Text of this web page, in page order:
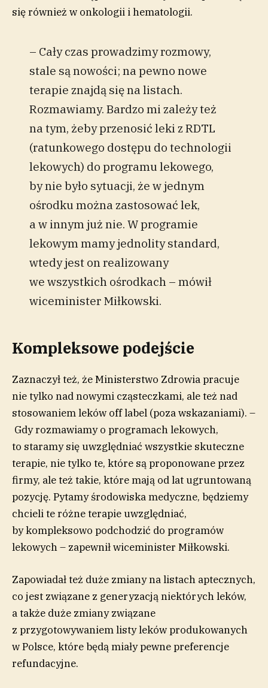
się również w onkologii i hematologii.
– Cały czas prowadzimy rozmowy,
stale są nowości; na pewno nowe
terapie znajdą się na listach.
Rozmawiamy. Bardzo mi zależy też
na tym, żeby przenosić leki z RDTL
(ratunkowego dostępu do technologii
lekowych) do programu lekowego,
by nie było sytuacji, że w jednym
ośrodku można zastosować lek,
a w innym już nie. W programie
lekowym mamy jednolity standard,
wtedy jest on realizowany
we wszystkich ośrodkach – mówił
wiceminister Miłkowski.
Kompleksowe podejście
Zaznaczył też, że Ministerstwo Zdrowia pracuje
nie tylko nad nowymi cząsteczkami, ale też nad
stosowaniem leków off label (poza wskazaniami). –
Gdy rozmawiamy o programach lekowych,
to staramy się uwzględniać wszystkie skuteczne
terapie, nie tylko te, które są proponowane przez
firmy, ale też takie, które mają od lat ugruntowaną
pozycję. Pytamy środowiska medyczne, będziemy
chcieli te różne terapie uwzględniać,
by kompleksowo podchodzić do programów
lekowych – zapewnił wiceminister Miłkowski.
Zapowiadał też duże zmiany na listach aptecznych,
co jest związane z generyzacją niektórych leków,
a także duże zmiany związane
z przygotowywaniem listy leków produkowanych
w Polsce, które będą miały pewne preferencje
refundacyjne.